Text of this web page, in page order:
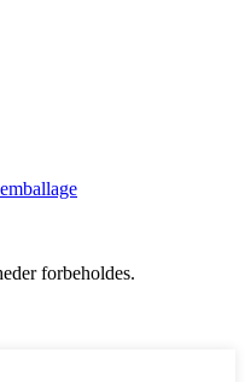
forbeholdes.